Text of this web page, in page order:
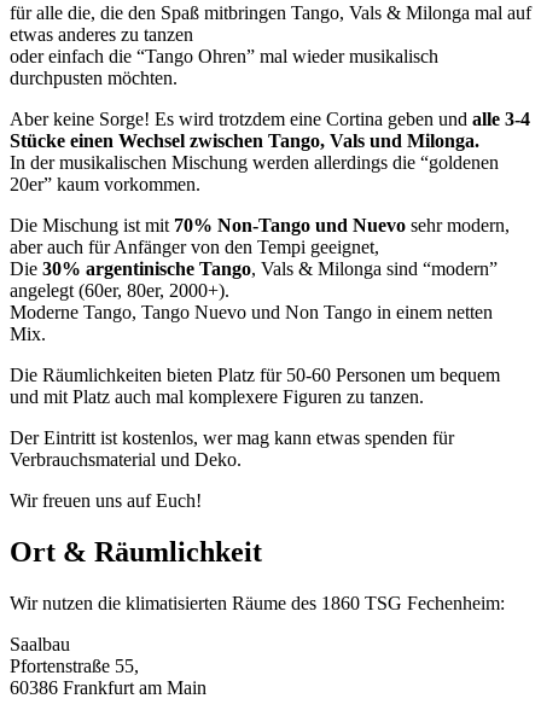
für alle die, die den Spaß mitbringen Tango, Vals & Milonga mal auf
etwas anderes zu tanzen
oder einfach die “Tango Ohren” mal wieder musikalisch
durchpusten möchten.
Aber keine Sorge! Es wird trotzdem eine Cortina geben und alle 3-4
Stücke einen Wechsel zwischen Tango, Vals und Milonga.
In der musikalischen Mischung werden allerdings die “goldenen
20er” kaum vorkommen.
Die Mischung ist mit 70% Non-Tango und Nuevo sehr modern,
aber auch für Anfänger von den Tempi geeignet,
Die 30% argentinische Tango, Vals & Milonga sind “modern”
angelegt (60er, 80er, 2000+).
Moderne Tango, Tango Nuevo und Non Tango in einem netten
Mix.
Die Räumlichkeiten bieten Platz für 50-60 Personen um bequem
und mit Platz auch mal komplexere Figuren zu tanzen.
Der Eintritt ist kostenlos, wer mag kann etwas spenden für
Verbrauchsmaterial und Deko.
Wir freuen uns auf Euch!
Ort & Räumlichkeit
Wir nutzen die klimatisierten Räume des 1860 TSG Fechenheim:
Saalbau
Pfortenstraße 55,
60386 Frankfurt am Main